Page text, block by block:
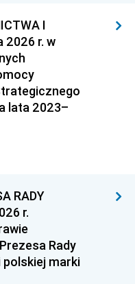
I
2026 r. w
lata 2023–
RADY
r.
Rady
marki